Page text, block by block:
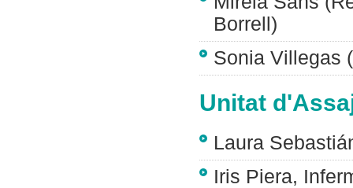
Borrell)
Sonia Villegas
Unitat
Laura
Iris Piera,